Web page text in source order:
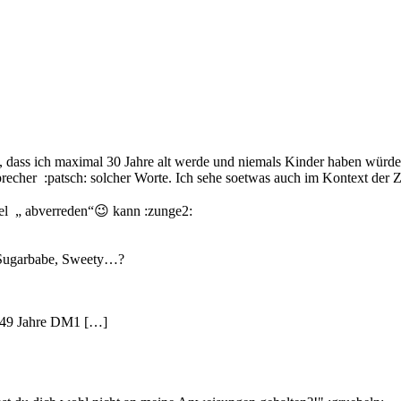
ich maximal 30 Jahre alt werde und niemals Kinder haben
:patsch: solcher Worte. Ich sehe soetwas auch im Kontext
„ abverreden“😉 kann :zunge2:
Sweety…?
49 Jahre DM1 […]